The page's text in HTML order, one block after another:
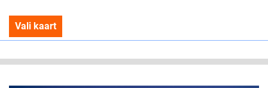
Vali kaart